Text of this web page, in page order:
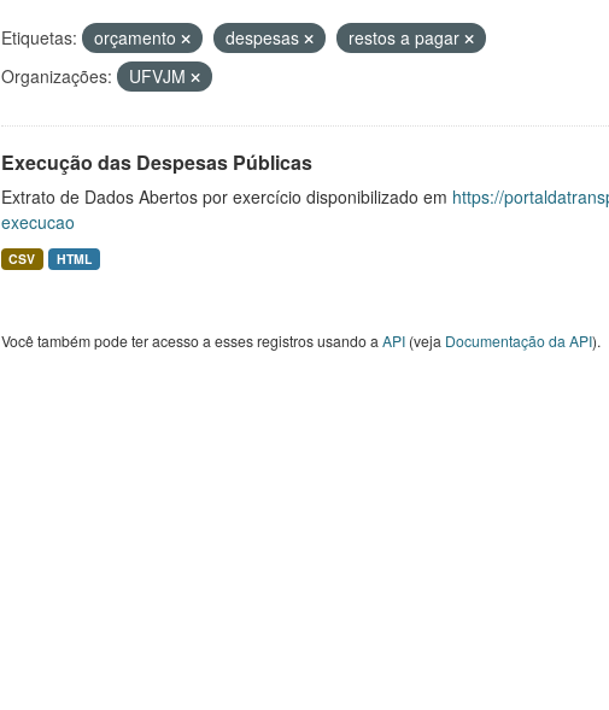
Etiquetas: orçamento despesas
restos a pagar
Organizações:
UFVJM
Execução das Despesas Públicas
Extrato de Dados Abertos por exercício disponibilizado em https://
execucao
CSV HTML
Você também pode ter acesso a esses registros usando a API(veja Documentação da API).